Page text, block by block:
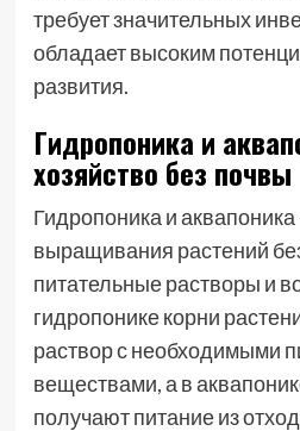
требует значительных
обладает высоким
развития.
Гидропоника и
хозяйство без почвы
Гидропоника и
выращивания растений
питательные растворы и
гидропонике корни
раствор с необходимыми
веществами, а в
получают питание из